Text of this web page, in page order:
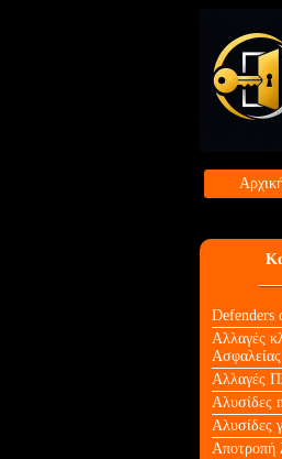
Defenders
Αλλαγές
Aσφαλείας
Αλλαγές
Αλυσίδες
Αλυσίδες
Αποτροπή